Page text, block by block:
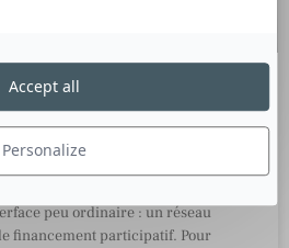
: quand les
sur des inconnus
peu ordinaire : un réseau
financement participatif. Pour
Personalize
Accept all